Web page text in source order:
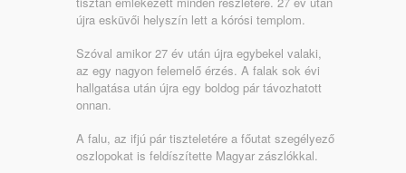
újra esküvői helyszín lett a kórósi templom.
Szóval amikor 27 év után újra egybekel valaki,
az egy nagyon felemelő érzés. A falak sok évi
hallgatása után újra egy boldog pár távozhatott
onnan.
A falu, az ifjú pár tiszteletére a főutat szegélyező
oszlopokat is feldíszítette Magyar zászlókkal.